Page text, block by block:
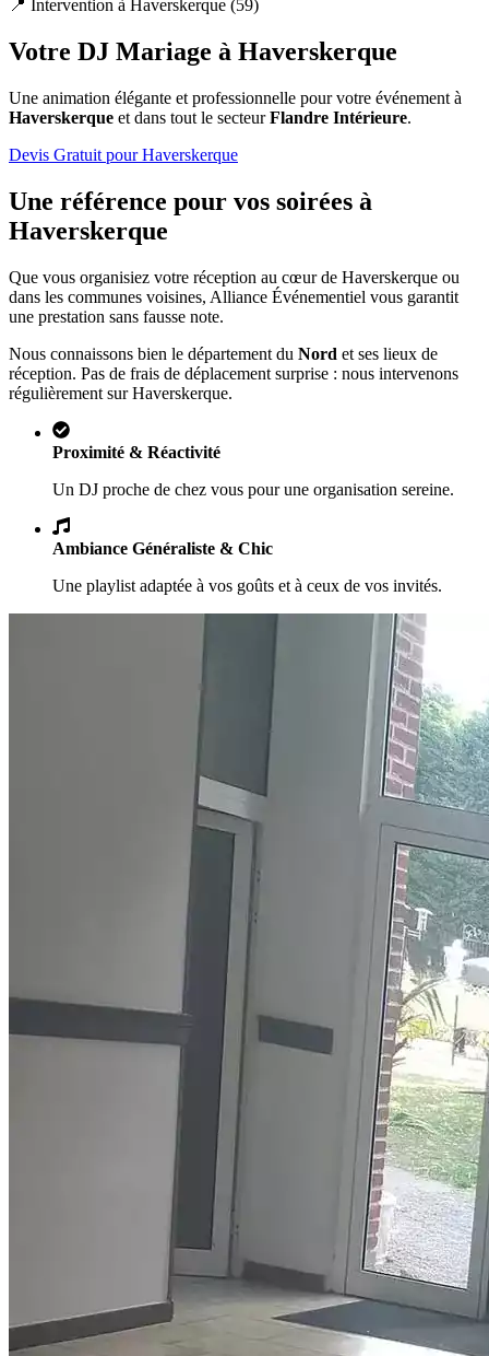
📍 Intervention à Haverskerque (59)
Votre DJ Mariage à Haverskerque
Une animation élégante et professionnelle pour votre événement à
Haverskerque et dans tout le secteurFlandre Intérieure.
Devis Gratuit pourHaverskerque
Une référence pour vos soirées à
Haverskerque
Que vous organisiez votre réception au cœur de Haverskerque ou
dans les communes voisines, Alliance Événementiel vous garantit
une prestation sans fausse note.
Nous connaissons bien le département du Nord et ses lieux de
réception. Pas de frais de déplacement surprise : nous intervenons
régulièrement surHaverskerque.
Proximité & Réactivité
Un DJ proche de chez vous pour une organisation sereine.
Ambiance Généraliste & Chic
Une playlist adaptée à vos goûts et à ceux de vos invités.